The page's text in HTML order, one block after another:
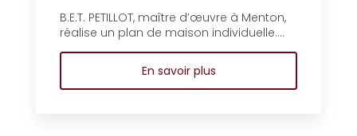
B.E.T. PETILLOT, maître d’œuvre à Menton,
réalise un plan de maison individuelle....
En savoir plus